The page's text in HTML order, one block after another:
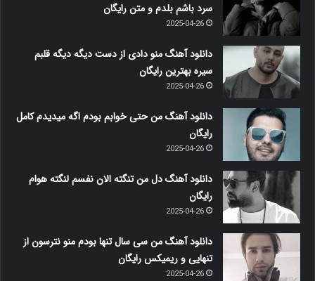
سرد باشم بلدم و متن رایگان
2025-04-26
دانلود آهنگ منو دادی از دست دیگه دیگه قلبم
سیره بهترین رایگان
2025-04-26
دانلود آهنگ من حتی خوابم بودم اگه میدیدم کامل
رایگان
2025-04-26
دانلود آهنگ دل من تنگته الان نفسم لنگته هوام
رایگان
2025-04-26
دانلود آهنگ من سی سال تنها بودم منو نترسون از
تنهایی و ریمیکس رایگان
2025-04-26